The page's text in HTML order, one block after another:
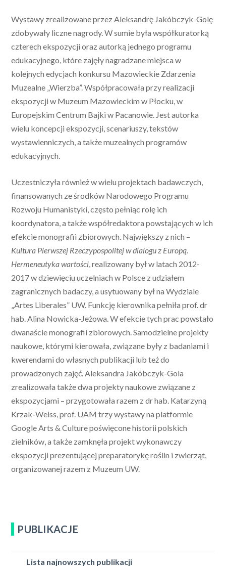
Wystawy zrealizowane przez Aleksandrę Jakóbczyk-Golę
zdobywały liczne nagrody. W sumie była współkuratorką
czterech ekspozycji oraz autorką jednego programu
edukacyjnego, które zajęły nagradzane miejsca w
kolejnych edycjach konkursu Mazowieckie Zdarzenia
Muzealne „Wierzba”. Współpracowała przy realizacji
ekspozycji w Muzeum Mazowieckim w Płocku, w
Europejskim Centrum Bajki w Pacanowie. Jest autorka
wielu koncepcji ekspozycji, scenariuszy, tekstów
wystawienniczych, a także muzealnych programów
edukacyjnych.
Uczestniczyła również w wielu projektach badawczych,
finansowanych ze środków Narodowego Programu
Rozwoju Humanistyki, często pełniąc rolę ich
koordynatora, a także współredaktora powstających w ich
efekcie monografii zbiorowych. Największy z nich –
Kultura Pierwszej Rzeczypospolitej w dialogu z Europą.
Hermeneutyka wartości, realizowany był w latach 2012-
2017 w dziewięciu uczelniach w Polsce z udziałem
zagranicznych badaczy, a usytuowany był na Wydziale
„Artes Liberales” UW. Funkcję kierownika pełniła prof. dr
hab. Alina Nowicka-Jeżowa. W efekcie tych prac powstało
dwanaście monografii zbiorowych. Samodzielne projekty
naukowe, którymi kierowała, związane były z badaniami i
kwerendami do własnych publikacji lub też do
prowadzonych zajęć. Aleksandra Jakóbczyk-Gola
zrealizowała także dwa projekty naukowe związane z
ekspozycjami – przygotowała razem z dr hab. Katarzyną
Krzak-Weiss, prof. UAM trzy wystawy na platformie
Google Arts & Culture poświęcone historii polskich
zielników, a także zamknęła projekt wykonawczy
ekspozycji prezentującej preparatorykę roślin i zwierząt,
organizowanej razem z Muzeum UW.
PUBLIKACJE
Lista najnowszych publikacji